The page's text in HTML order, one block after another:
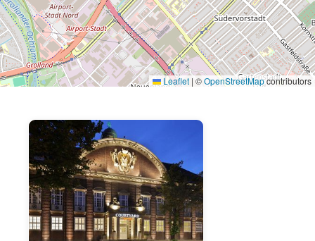
Leaflet | ©OpenStreetMapcontributors